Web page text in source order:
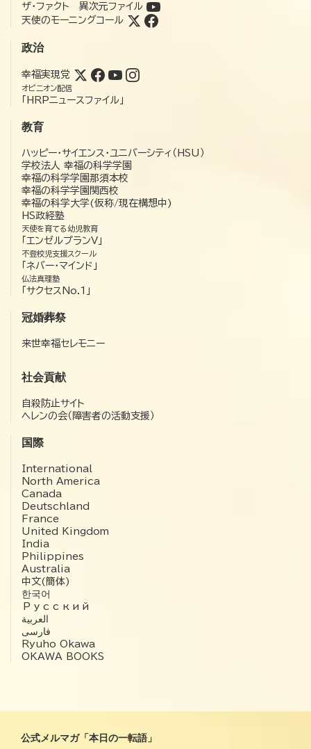
ザ・ファクト 異次元ファイル
天使のモーニングコール
政治
幸福実現党
オピニオン配信
「HRPニュースファイル」
教育
ハッピー・サイエンス・ユニバーシティ（HSU）
学校法人 幸福の科学学園
幸福の科学学園那須本校
幸福の科学学園関西校
幸福の科学大学(仮称/現在構想中)
HS政経塾
天使を育てる幼児教育
「エンゼルプランV」
不登校児支援スクール
「ネバー・マインド」
仏法真理塾
「サクセスNo.1」
冠婚葬祭
来世幸福セレモニー
社会貢献
自殺防止サイト
ヘレンの会（障害者の活動支援）
国際
International
North America
Canada
Deutschland
France
United Kingdom
India
Philippines
Australia
中文(簡体)
한국어
Русский
العربية‏
فارسی
Ryuho Okawa
OKAWA BOOKS
公式メルマガ「本日の一転語」